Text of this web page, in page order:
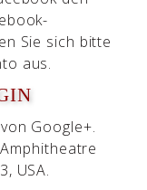
Sie sich bitte
aus.
Google+.
USA.